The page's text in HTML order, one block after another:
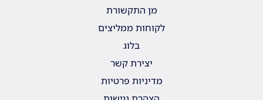
מן התקשורת
לקוחות ממליצים
בלוג
יצירת קשר
מדיניות פרטיות